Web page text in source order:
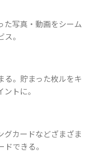
た写真・動画をシーム
。
る。貯まった枚ルをキ
トに。
グカードなどざまざま
できる。